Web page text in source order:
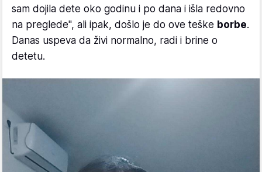
sam dojila dete oko godinu i po dana i išla redovno
na preglede", ali ipak, došlo je do ove teške borbe.
Danas uspeva da živi normalno, radi i brine o
detetu.